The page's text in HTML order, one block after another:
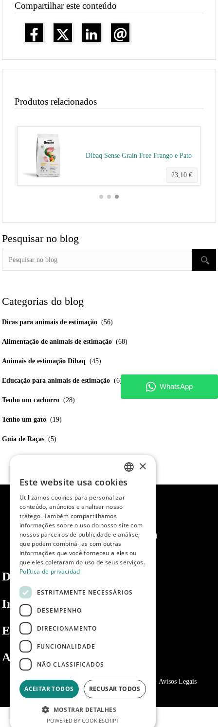
Compartilhar este conteúdo
Produtos relacionados
Dibaq Sense Grain Free Frango e Pato
23,10 €
Pesquisar no blog
Categorias do blog
Dicas para animais de estimação (56)
Alimentação de animais de estimação (68)
Animais de estimação Dibaq (45)
Educação para animais de estimação (6)
Tenho um cachorro (28)
Tenho um gato (19)
Guia de Raças (5)
Dibaq
Informações
Espaço privado
Apoio ao cliente
Política de Privacidade Política de cookies Avisos Legais
SPANISH
ENGLISH
PORTUGUESE
×
Este website usa cookies
Utilizamos cookies para personalizar
conteúdo, anúncios e analisar nosso
tráfego. Também compartilhamos
informações sobre o uso do nosso site com
nossos parceiros de publicidade e análise,
que podem combiná-las com outras
informações que você forneceu a eles ou
que eles coletaram do uso de seus serviços.
Política de privacidad
ESTRITAMENTE NECESSÁRIOS
DESEMPENHO
DIRECIONAMENTO
FUNCIONALIDADE
NÃO CLASSIFICADOS
ACEITAR TODOS RECUSAR TODOS
MOSTRAR DETALHES
POWERED BY COOKIESCRIPT